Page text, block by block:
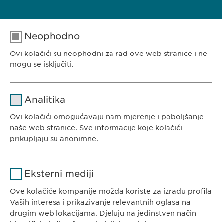
EWOPHARMA BOSNA I HERCEGOVINA
Bosna i Hercegovina
Tel. +387 33 592 140
E-Mail:info@ewopharma.ba
Neophodno
Ovi kolačići su neophodni za rad ove web stranice i ne
mogu se isključiti.
sgalinski
Trajanje
Svrha
saglasnosti kolačića.
Analitika
Ovi kolačići omogućavaju nam mjerenje i poboljšanje
naše web stranice. Sve informacije koje kolačići
prikupljaju su anonimne.
Google
Trajanje 1 day
Eksterni mediji
Ove kolačiće kompanije možda koriste za izradu profila
Vaših interesa i prikazivanje relevantnih oglasa na
drugim web lokacijama. Djeluju na jedinstven način